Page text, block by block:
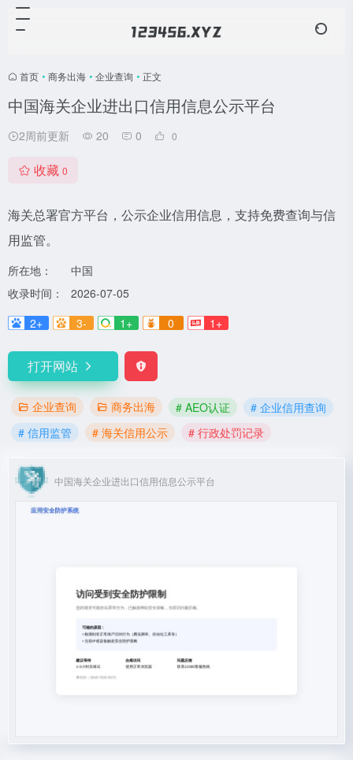
首页 • 商务出海 • 企业查询 • 正文
中国海关企业进出口信用信息公示平台
2周前更新 20 0 0
收藏 0
海关总署官方平台，公示企业信用信息，支持免费查询与信
用监管。
所在地：
中国
收录时间：
2026-07-05
2+
3- 1+ 0 1+
打开网站
企业查询 商务出海 # AEO认证
# 企业信用查询
# 信用监管
# 海关信用公示 # 行政处罚记录
中国海关企业进出口信用信息公示平台